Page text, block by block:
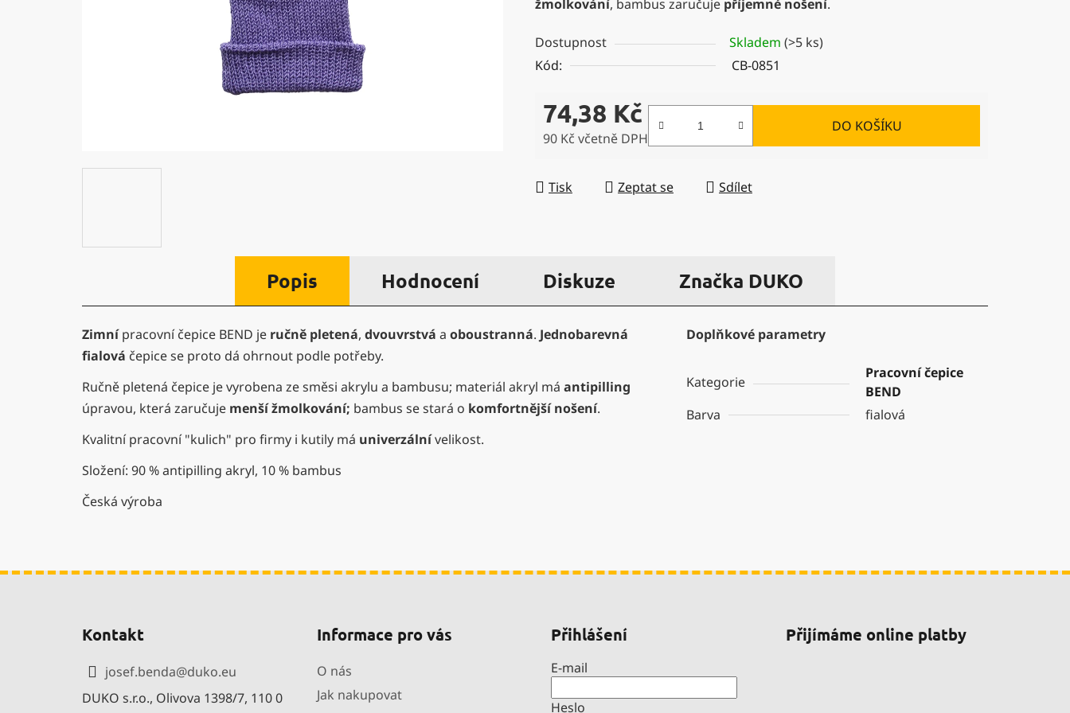
5
žmolkování, bambus zaručuje příjemné nošení.
Dostupnost Skladem (>5 ks)
Kód:
CB-0851
74,38 Kč
90 Kč včetně DPH
DO KOŠÍKU
Tisk Zeptat se Sdílet
Popis Hodnocení Diskuze Značka DUKO
Zimnípracovní čepice BEND je ručně pletená, dvouvrstvá a oboustranná. Jednobarevná
fialová čepice se proto dá ohrnout podle potřeby.
Ručně pletená čepice je vyrobena ze směsi akrylu a bambusu; materiál akryl má antipilling
úpravou, která zaručuje menší žmolkování; bambus se stará o komfortnější nošení.
Kvalitní pracovní "kulich" pro firmy i kutily má univerzálnívelikost.
Složení: 90 % antipilling akryl, 10 % bambus
Česká výroba
Doplňkové parametry
Kategorie
Pracovní čepice
BEND
Barva
fialová
Kontakt
josef.benda@duko.eu
DUKO s.r.o., Olivova 1398/7, 110 0
Informace pro vás
O nás
Jak nakupovat
Přihlášení
E-mail
Heslo
Přijímáme online platby